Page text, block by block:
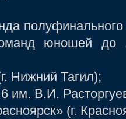
полуфинального
юношей до
Нижний Тагил);
В.И.
(г.